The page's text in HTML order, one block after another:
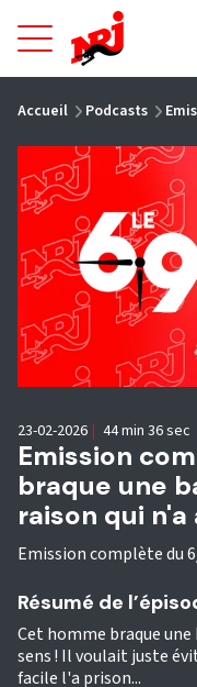
NRJ -
Accueil Podcasts
Emission
braque une
raison qui n'a
Emission complète du
23-02-2026 | 44 min 36 sec
Résumé de
Cet homme braque une
sens ! Il voulait juste
facile l'a prison...